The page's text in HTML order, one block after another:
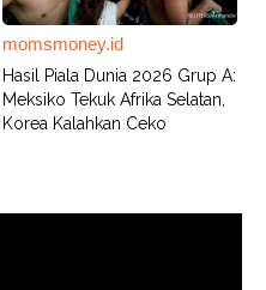
momsmoney.id
Hasil Piala Dunia 2026 Grup A:
Meksiko Tekuk Afrika Selatan,
Korea Kalahkan Ceko